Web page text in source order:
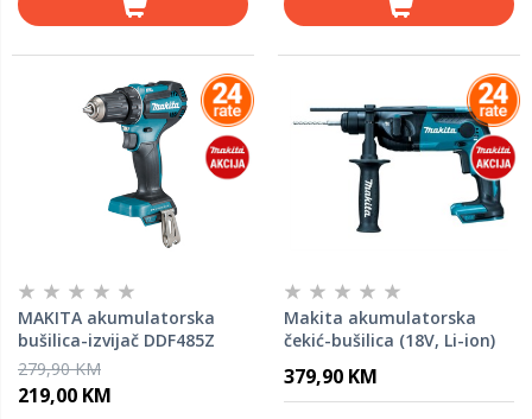
MAKITA akumulatorska
bušilica-izvijač DDF485Z
(18V, Li-ion, BL) - SAMO
ALAT
279,90 KM
219,00 KM
Makita akumulatorska
čekić-bušilica (18V, Li-ion)
379,90 KM